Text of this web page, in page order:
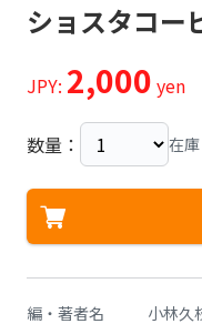
ショスタコー
JPY: 2,000 yen
数量： 在
編・著者名
小林久